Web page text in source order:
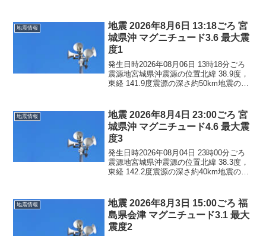
震度1青森県青森南部町階上...
地震情報
地震 2026年8月6日 13:18ごろ 宮
城県沖 マグニチュード3.6 最大震
度1
発生日時2026年08月06日 13時18分ごろ
震源地宮城県沖震源の位置北緯 38.9度，
東経 141.9度震源の深さ約50km地震の規
ん。震度1岩手県大船渡市陸前...
地震情報
地震 2026年8月4日 23:00ごろ 宮
城県沖 マグニチュード4.6 最大震
度3
発生日時2026年08月04日 23時00分ごろ
震源地宮城県沖震源の位置北緯 38.3度，
東経 142.2度震源の深さ約40km地震の規
ん。震度3宮城県石巻市震度2...
地震情報
地震 2026年8月3日 15:00ごろ 福
島県会津 マグニチュード3.1 最大
震度2